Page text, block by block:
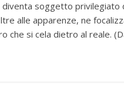
soggetto privilegiato
alle apparenze, ne
che si cela dietro al reale.